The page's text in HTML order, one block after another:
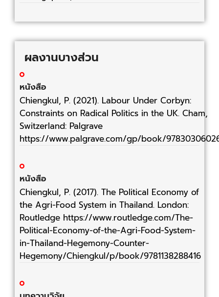
ผลงานบางส่วน
หนังสือ
Chiengkul, P. (2021). Labour Under Corbyn:
Constraints on Radical Politics in the UK. Cham,
Switzerland: Palgrave
https://www.palgrave.com/gp/book/
หนังสือ
Chiengkul, P. (2017). The Political Economy of
the Agri-Food System in Thailand. London:
Routledge https://www.routledge.com/The-
Political-Economy-of-the-Agri-Food-System-
in-Thailand-Hegemony-Counter-
Hegemony/Chiengkul/p/book/9781138288416